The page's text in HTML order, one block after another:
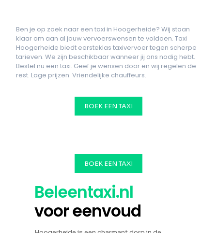
Ben je op zoek naar een taxi in Hoogerheide? Wij staan
klaar om aan al jouw vervoerswensen te voldoen. Taxi
Hoogerheide biedt eersteklas taxivervoer tegen scherpe
tarieven. We zijn beschikbaar wanneer jij ons nodig hebt.
Bestel nu een taxi. Geef je wensen door en wij regelen de
rest. Lage prijzen. Vriendelijke chauffeurs.
BOEK EEN TAXI
BOEK EEN TAXI
Beleentaxi.nl
voor eenvoud